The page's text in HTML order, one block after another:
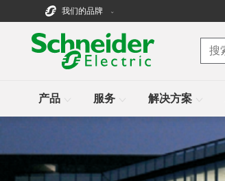
我们的品牌
产品 服务 解决方案